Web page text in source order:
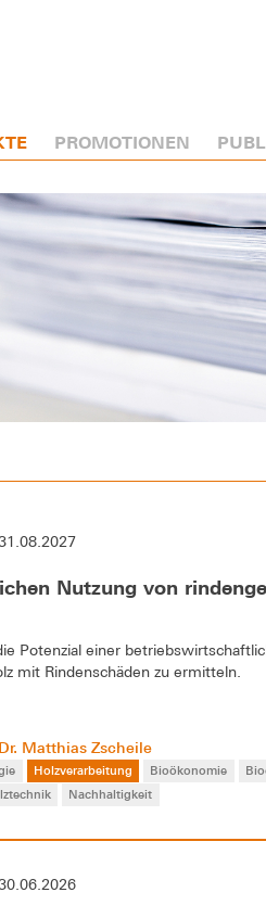
PROMOTIONEN
Nutzung von
Potenzial einer
mit Rindenschäden zu ermitteln.
Matthias Zscheile
Holzverarbeitung Bioökonomie
Nachhaltigkeit